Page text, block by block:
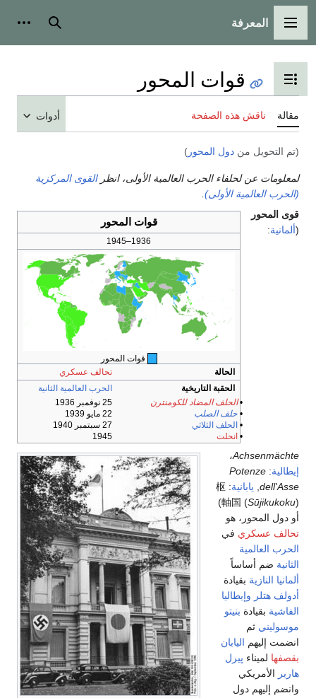
القائمة الرئيسية
المعرفة بحث
تبديل عرض جدول المحتويات
قوات المحور
مقالة ناقش هذه الصفحة أدوات
(تم التحويل من دول المحور )
لمعلومات عن لحلفاء الحرب العالمية الأولى، انظرالقوى المركزية
(الحرب العالمية الأولى)
قوات المحور
1936–1945
قوات المحور
الحالة
تحالف عسكري
الحقبة التاريخية
الحرب العالمية الثانية
•الحلف المضاد للكومنترن
25 نوفمبر 1936
•حلف الصلب
22 مايو 1939
• الحلف الثلاثي
27 سبتمبر 1940
• انحلت 1945
قوى المحور
(ألمانية:
Achsenmächte،
إيطالية:
Potenze
dell'Asse
, يابانية:
枢
軸国 (Sūjikukoku)
)
أو دول المحور، هو
تحالف عسكري في
الحرب العالمية
الثانية ضم أساساً
ألمانيا النازية بقيادة
أدولف هتلر وإيطاليا
الفاشية بقيادة بنيتو
موسوليني ثم
انضمت إليهم اليابان
بقصفها لميناء پيرل
هاربر الأمريكي
وانضم إليهم دول